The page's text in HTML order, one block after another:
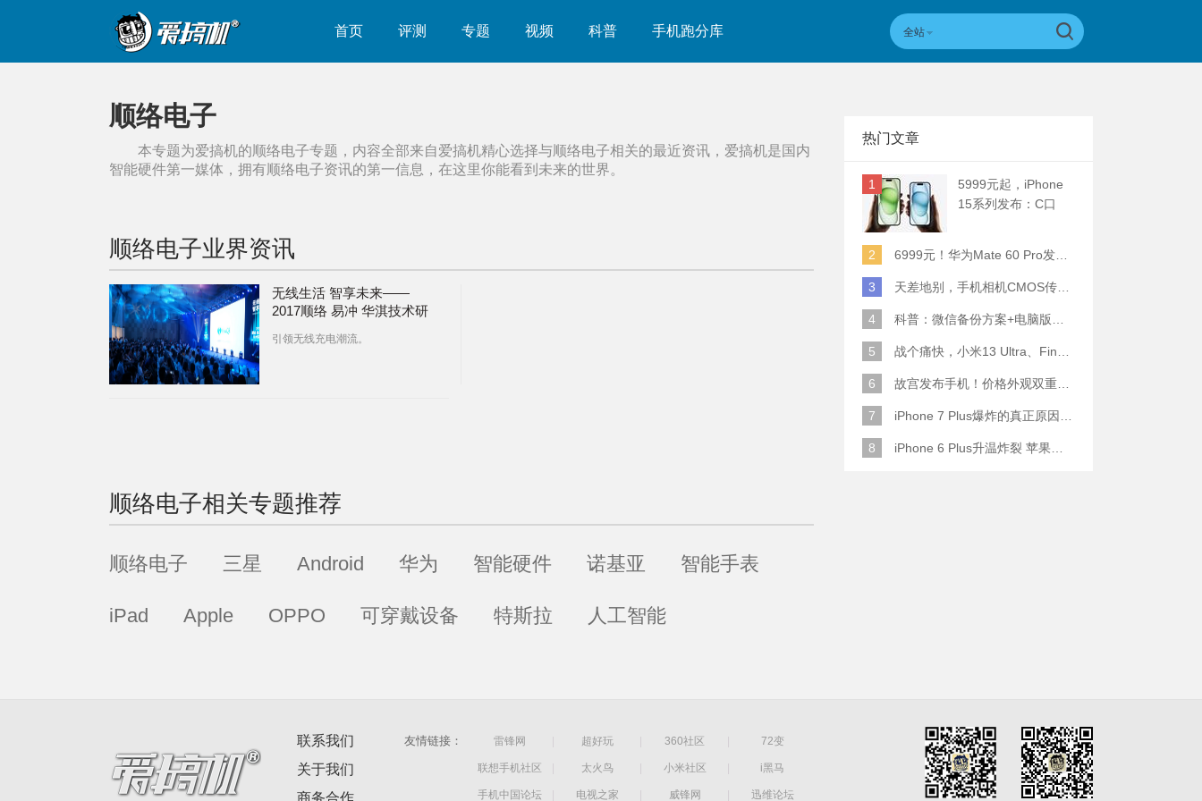
首页 评测 专题 视频 科普 手机跑分库 全站
顺络电子
本专题为爱搞机的 顺络电子专题，内容全部来自爱搞机精心选择与 顺络电子相关的最近资讯，爱搞机是国内
智能硬件第一媒体，拥有 顺络电子资讯的第一信息，在这里你能看到未来的世界。
顺络电子业界资讯
无线生活 智享未来——
2017顺络 易冲 华淇技术研
引领无线充电潮流。
顺络电子相关专题推荐
顺络电子 三星 Android 华为 智能硬件 诺基亚 智能手表
iPad Apple OPPO 可穿戴设备 特斯拉 人工智能
热门文章
1
5999元起，iPhone
15系列发布：C口
2
6999元！华为Mate 60 Pro发布：麒麟9000S+卫星通话 (附初步跑分)
3 天差地别，手机相机CMOS传感器实际面积对比
4 科普：微信备份方案+电脑版丢失数据恢复指南
5 战个痛快，小米13 Ultra、Find X6 Pro、vivo X90 Pro+、小米12SU拍照横评
6 故宫发布手机！价格外观双重逆天！
7 iPhone 7 Plus爆炸的真正原因原来是这样
8 iPhone 6 Plus升温炸裂 苹果赔了一部全新的
联系我们
关于我们
商务合作
友情链接： 雷锋网 超好玩 360社区 72变
联想手机社区 太火鸟 小米社区 i黑马
手机中国论坛 电视之家 威锋网 迅维论坛